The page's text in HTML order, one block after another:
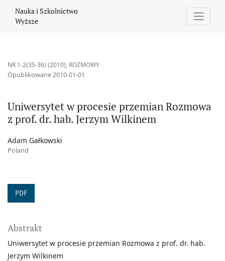
Nauka i Szkolnictwo
Wyższe
NR 1-2(35-36) (2010), ROZMOWY
Uniwersytet w procesie przemian Rozmowa
z prof. dr. hab. Jerzym Wilkinem
Opublikowane 2010-01-01
Adam Gałkowski
Poland
PDF
Abstrakt
Uniwersytet w procesie przemian Rozmowa z prof. dr. hab.
Jerzym Wilkinem